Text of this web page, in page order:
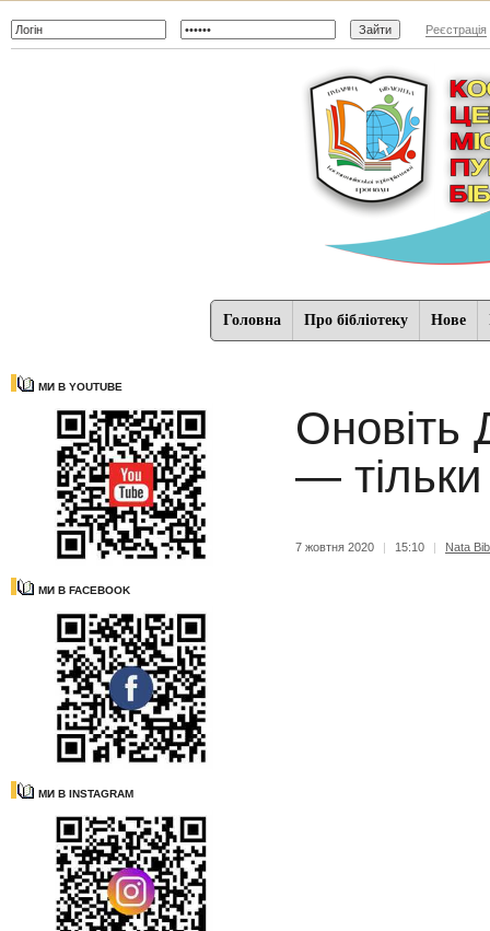
Реєстрація
Головна Про бібліотеку Нове
МИ В YOUTUBE
МИ В FACEBOOK
МИ В INSTAGRAM
Оновіть
— тільки
7 жовтня 2020 | 15:10 | Nata